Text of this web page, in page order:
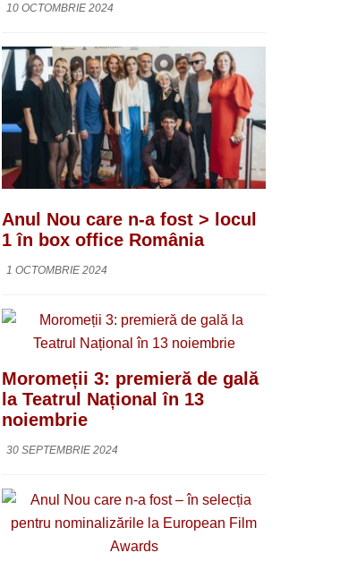
10 OCTOMBRIE 2024
Anul Nou care n-a fost > locul
1 în box office România
1 OCTOMBRIE 2024
Moromeții 3: premieră de gală
la Teatrul Național în 13
noiembrie
30 SEPTEMBRIE 2024